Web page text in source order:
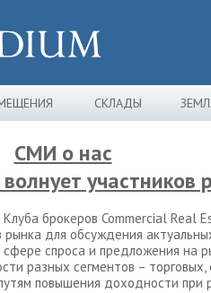
СКЛАДЫ
СМИ о нас
брокеров Commercial Real
рынка для обсуждения
сфере спроса и предложения на
разных сегментов –
повышения доходности при